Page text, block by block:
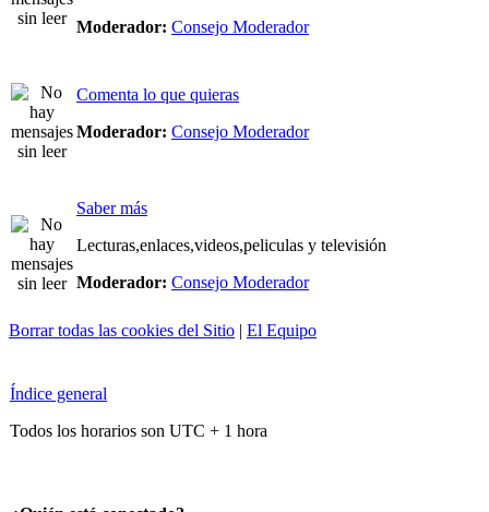
Moderador: Consejo Moderador
Comenta lo que quieras
Moderador: Consejo Moderador
Saber más
Lecturas,enlaces,videos,peliculas y televisión
Moderador: Consejo Moderador
Borrar todas las cookies del Sitio | El Equipo
Índice general
Todos los horarios son UTC + 1 hora